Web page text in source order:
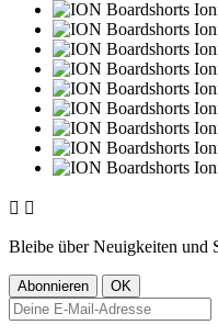
 
Bleibe über Neuigkeiten und